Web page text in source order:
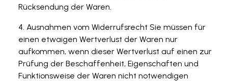
Rücksendung der Waren.
Ausnahmen vom Widerrufsrecht Sie müssen für
einen etwaigen Wertverlust der Waren nur
aufkommen, wenn dieser Wertverlust auf einen zur
Prüfung der Beschaffenheit, Eigenschaften und
Funktionsweise der Waren nicht notwendigen